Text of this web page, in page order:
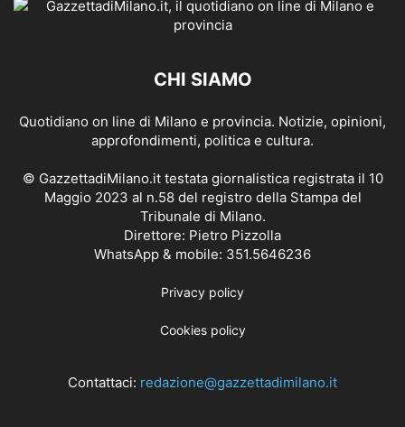
CHI SIAMO
Quotidiano on line di Milano e provincia. Notizie, opinioni,
approfondimenti, politica e cultura.
© GazzettadiMilano.it testata giornalistica registrata il 10
Maggio 2023 al n.58 del registro della Stampa del
Tribunale di Milano.
Direttore: Pietro Pizzolla
WhatsApp & mobile: 351.5646236
Privacy policy
Cookies policy
Contattaci: redazione@gazzettadimilano.it